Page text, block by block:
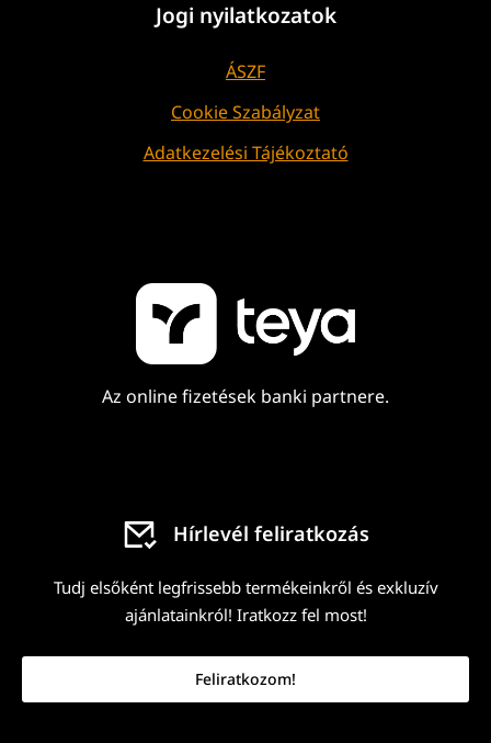
Jogi nyilatkozatok
ÁSZF
Cookie Szabályzat
Adatkezelési Tájékoztató
Az online fizetések banki partnere.
Hírlevél feliratkozás
Tudj elsőként legfrissebb termékeinkről és exkluzív
ajánlatainkról! Iratkozz fel most!
Feliratkozom!